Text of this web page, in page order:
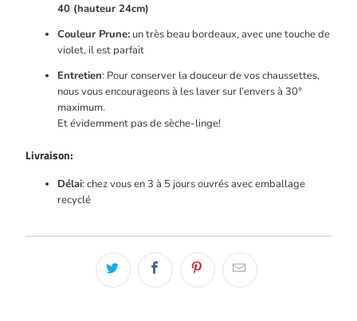
40 (hauteur 24cm)
Couleur Prune:un très beau bordeaux, avec une touche de
violet, il est parfait
Entretien: Pour conserver la douceur de vos chaussettes,
nous vous encourageons à les laver sur l’envers à 30°
maximum.
Et évidemment pas de sèche-linge!
Livraison:
Délai: chez vous en 3 à 5 jours ouvrés avec emballage
recyclé